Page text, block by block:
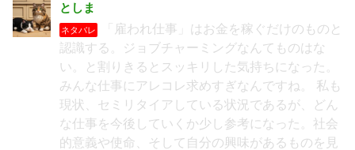
としま
ネタバレ
「雇われ仕事」はお金を稼ぐだけのものと
認識する。ジョブチャーミングなんてものはな
い。と割りきるとスッキリした気持ちになった。
みんな仕事にアレコレ求めすぎなんですね。 私も
現状、セミリタイアしている状況であるが、どん
な仕事を今後していくか少し参考になった。社会
的意義や使命、そして自分の興味があるものを見